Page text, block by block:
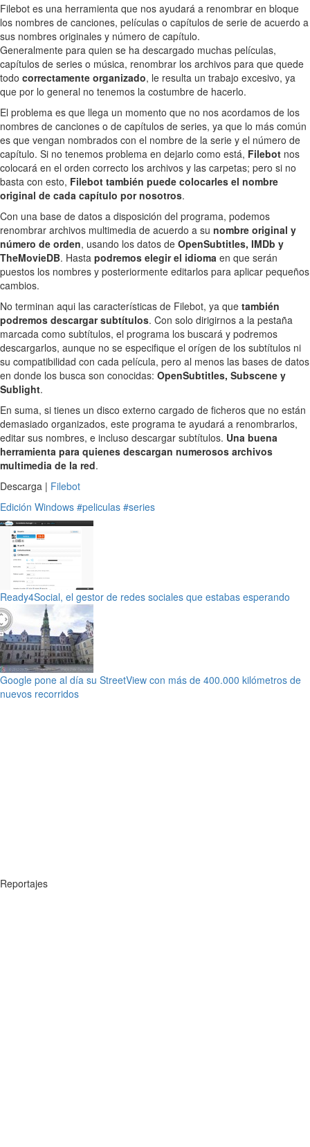
Filebot es una herramienta que nos ayudará a renombrar en bloque
los nombres de canciones, películas o capítulos de serie de acuerdo a
sus nombres originales y número de capítulo.
Generalmente para quien se ha descargado muchas películas,
capítulos de series o música, renombrar los archivos para que quede
todo correctamente organizado, le resulta un trabajo excesivo, ya
que por lo general no tenemos la costumbre de hacerlo.
El problema es que llega un momento que no nos acordamos de los
nombres de canciones o de capítulos de series, ya que lo más común
es que vengan nombrados con el nombre de la serie y el número de
capítulo. Si no tenemos problema en dejarlo como está, Filebot nos
colocará en el orden correcto los archivos y las carpetas; pero si no
basta con esto, Filebot también puede colocarles el nombre
original de cada capítulo por nosotros.
Con una base de datos a disposición del programa, podemos
renombrar archivos multimedia de acuerdo a su nombre original y
número de orden, usando los datos de OpenSubtitles, IMDb y
TheMovieDB. Hasta podremos elegir el idioma en que serán
puestos los nombres y posteriormente editarlos para aplicar pequeños
cambios.
No terminan aqui las características de Filebot, ya que también
podremos descargar subtítulos. Con solo dirigirnos a la pestaña
marcada como subtítulos, el programa los buscará y podremos
descargarlos, aunque no se especifique el orígen de los subtítulos ni
su compatibilidad con cada película, pero al menos las bases de datos
en donde los busca son conocidas: OpenSubtitles, Subscene y
Sublight.
En suma, si tienes un disco externo cargado de ficheros que no están
demasiado organizados, este programa te ayudará a renombrarlos,
editar sus nombres, e incluso descargar subtítulos. Una buena
herramienta para quienes descargan numerosos archivos
multimedia de la red.
Descarga | Filebot
Edición Windows #peliculas #series
Ready4Social, el gestor de redes sociales que estabas esperando
Google pone al día su StreetView con más de 400.000 kilómetros de
nuevos recorridos
Reportajes